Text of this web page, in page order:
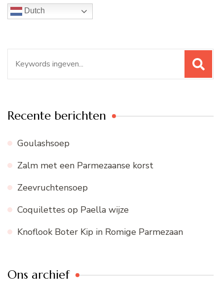
Dutch
naar:
Recente berichten
Goulashsoep
Zalm met een Parmezaanse korst
Zeevruchtensoep
Coquilettes op Paella wijze
Knoflook Boter Kip in Romige Parmezaan
Ons archief